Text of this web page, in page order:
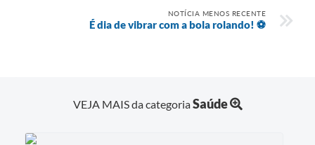
NOTÍCIA MENOS RECENTE
É dia de vibrar com a bola rolando! ⚽
VEJA MAIS da categoriaSaúde